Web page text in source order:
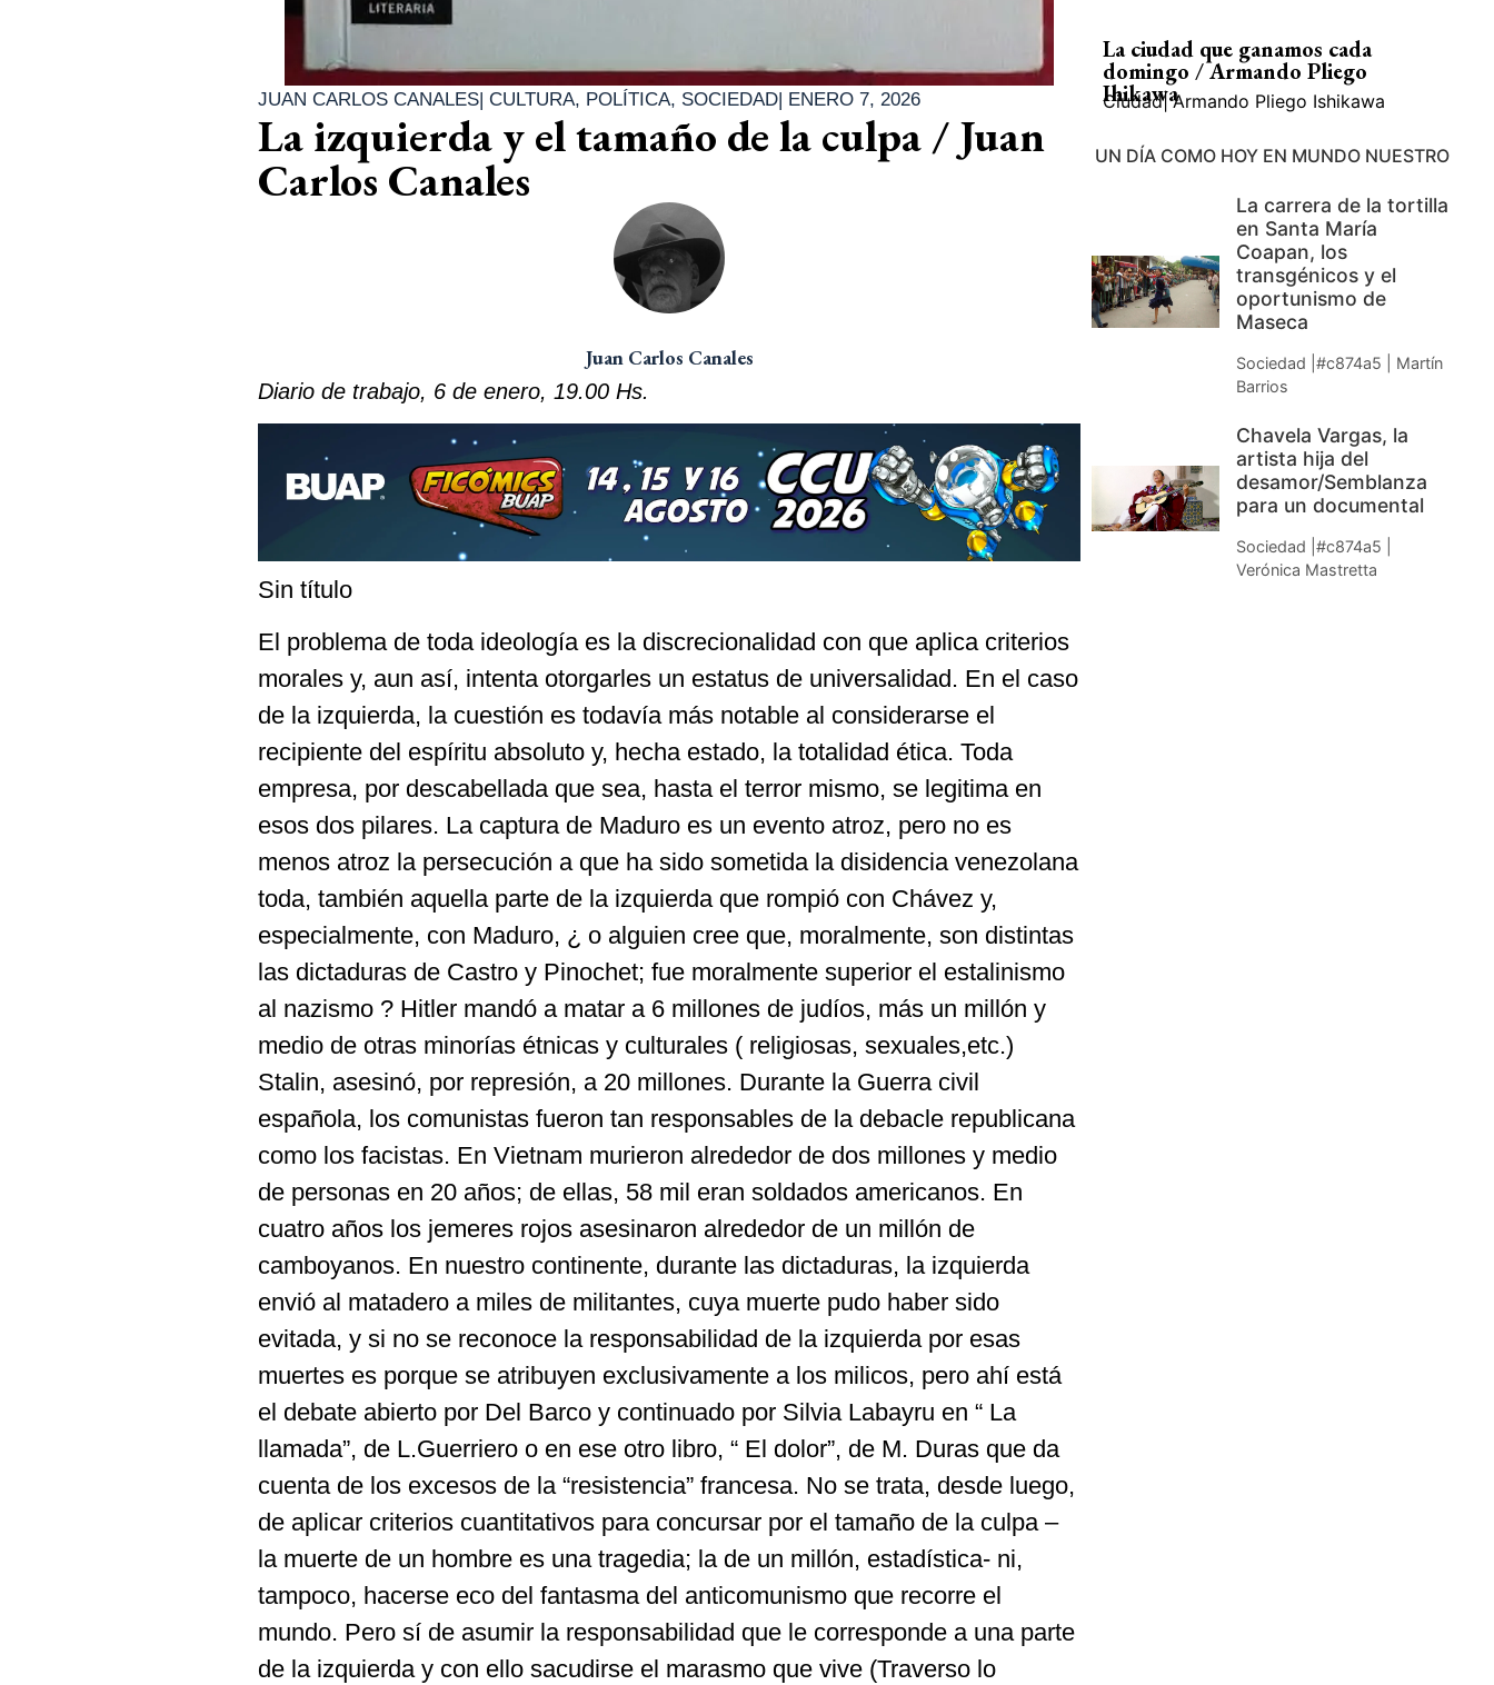
JUAN CARLOS CANALES| CULTURA, POLÍTICA, SOCIEDAD| ENERO 7, 2026
La izquierda y el tamaño de la culpa / Juan
Carlos Canales
Juan Carlos Canales
Diario de trabajo, 6 de enero, 19.00 Hs.
Sin título
El problema de toda ideología es la discrecionalidad con que aplica criterios
morales y, aun así, intenta otorgarles un estatus de universalidad. En el caso
de la izquierda, la cuestión es todavía más notable al considerarse el
recipiente del espíritu absoluto y, hecha estado, la totalidad ética. Toda
empresa, por descabellada que sea, hasta el terror mismo, se legitima en
esos dos pilares. La captura de Maduro es un evento atroz, pero no es
menos atroz la persecución a que ha sido sometida la disidencia venezolana
toda, también aquella parte de la izquierda que rompió con Chávez y,
especialmente, con Maduro, ¿ o alguien cree que, moralmente, son distintas
las dictaduras de Castro y Pinochet; fue moralmente superior el estalinismo
al nazismo ? Hitler mandó a matar a 6 millones de judíos, más un millón y
medio de otras minorías étnicas y culturales ( religiosas, sexuales,etc.)
Stalin, asesinó, por represión, a 20 millones. Durante la Guerra civil
española, los comunistas fueron tan responsables de la debacle republicana
como los facistas. En Vietnam murieron alrededor de dos millones y medio
de personas en 20 años; de ellas, 58 mil eran soldados americanos. En
cuatro años los jemeres rojos asesinaron alrededor de un millón de
camboyanos. En nuestro continente, durante las dictaduras, la izquierda
envió al matadero a miles de militantes, cuya muerte pudo haber sido
evitada, y si no se reconoce la responsabilidad de la izquierda por esas
muertes es porque se atribuyen exclusivamente a los milicos, pero ahí está
el debate abierto por Del Barco y continuado por Silvia Labayru en “ La
llamada”, de L.Guerriero o en ese otro libro, “ El dolor”, de M. Duras que da
cuenta de los excesos de la “resistencia” francesa. No se trata, desde luego,
de aplicar criterios cuantitativos para concursar por el tamaño de la culpa –
la muerte de un hombre es una tragedia; la de un millón, estadística- ni,
tampoco, hacerse eco del fantasma del anticomunismo que recorre el
mundo. Pero sí de asumir la responsabilidad que le corresponde a una parte
de la izquierda y con ello sacudirse el marasmo que vive (Traverso lo
La ciudad que ganamos cada
domingo / Armando Pliego
Ihikawa
Ciudad| Armando Pliego Ishikawa
UN DÍA COMO HOY EN MUNDO NUESTRO
La carrera de la tortilla
en Santa María
Coapan, los
transgénicos y el
oportunismo de
Maseca
Sociedad |#c874a5 | Martín
Barrios
Chavela Vargas, la
artista hija del
desamor/Semblanza
para un documental
Sociedad |#c874a5 |
Verónica Mastretta